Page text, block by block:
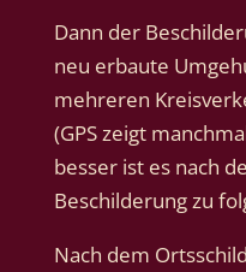
Dann der
neu erbaute
mehreren
(GPS zeigt
besser ist es nach
Beschilderung zu
Nach dem